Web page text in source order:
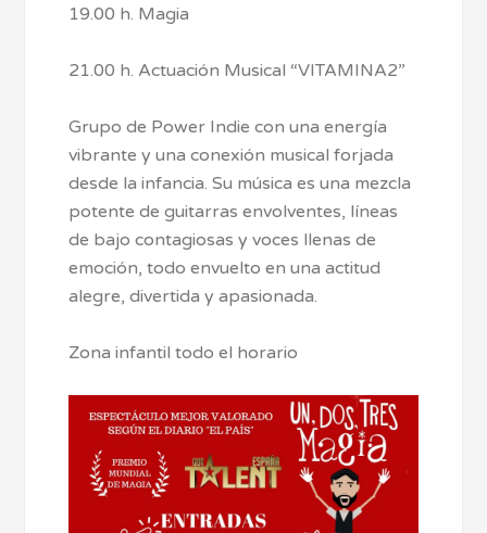
19.00 h. Magia
21.00 h. Actuación Musical “VITAMINA2”
Grupo de Power Indie con una energía
vibrante y una conexión musical forjada
desde la infancia. Su música es una mezcla
potente de guitarras envolventes, líneas
de bajo contagiosas y voces llenas de
emoción, todo envuelto en una actitud
alegre, divertida y apasionada.
Zona infantil todo el horario